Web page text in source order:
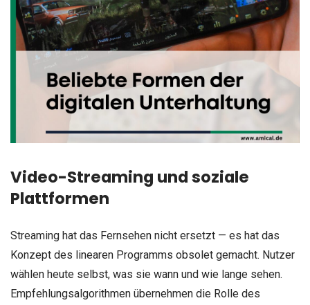
Video-Streaming und soziale
Plattformen
Streaming hat das Fernsehen nicht ersetzt — es hat das
Konzept des linearen Programms obsolet gemacht. Nutzer
wählen heute selbst, was sie wann und wie lange sehen.
Empfehlungsalgorithmen übernehmen die Rolle des